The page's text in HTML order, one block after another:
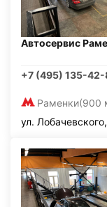
Автосервис
+7 (495) 135-42-
Раменки(900
ул.